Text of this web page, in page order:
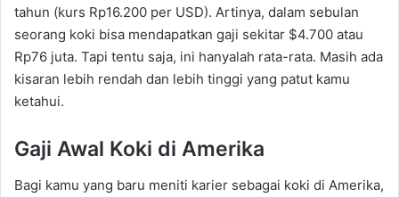
tahun (kurs Rp16.200 per USD). Artinya, dalam sebulan
seorang koki bisa mendapatkan gaji sekitar $4.700 atau
Rp76 juta. Tapi tentu saja, ini hanyalah rata-rata. Masih ada
kisaran lebih rendah dan lebih tinggi yang patut kamu
ketahui.
Gaji Awal Koki di Amerika
Bagi kamu yang baru meniti karier sebagai koki di Amerika,